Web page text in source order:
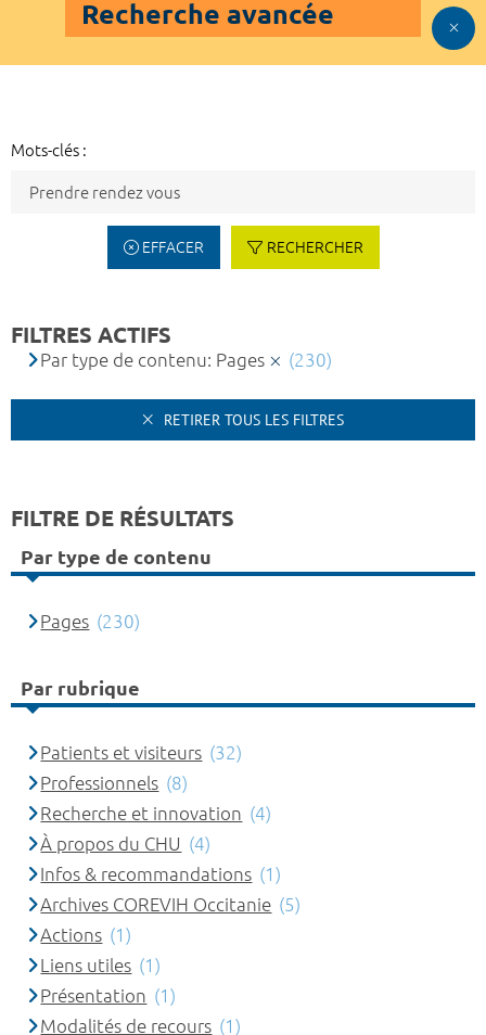
Recherche avancée
Mots-clés :
EFFACER RECHERCHER
FILTRES ACTIFS
Par type de contenu: Pages (230)
RETIRER TOUS LES FILTRES
FILTRE DE RÉSULTATS
Par type de contenu
Pages (230)
Par rubrique
Patients et visiteurs (32)
Professionnels (8)
Recherche et innovation (4)
À propos du CHU (4)
Infos & recommandations (1)
Archives COREVIH Occitanie (5)
Actions (1)
Liens utiles (1)
Présentation (1)
Modalités de recours (1)